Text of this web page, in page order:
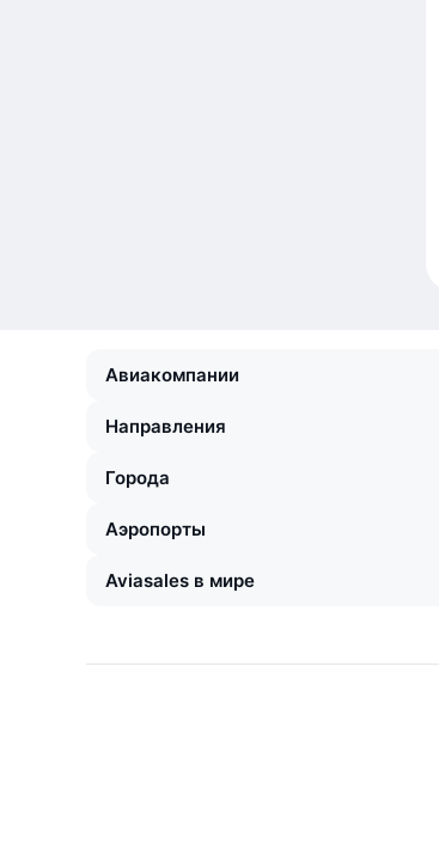
Авиакомпании
Направления
Города
Аэропорты
Aviasales в мире